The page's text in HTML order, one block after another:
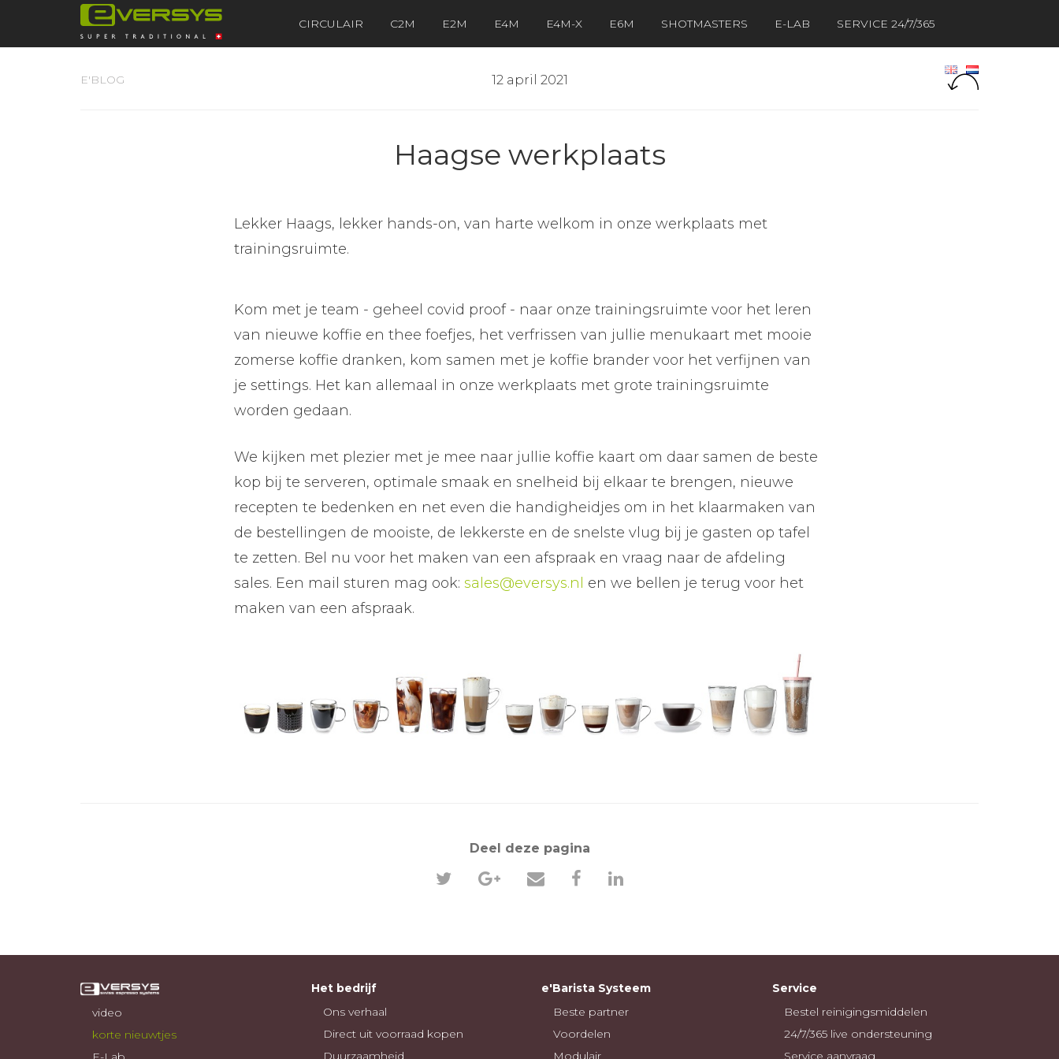
CIRCULAIR C2M E2M E4M E4M-X E6M SHOTMASTERS E-LAB SERVICE 24/7/365
E'BLOG 12 april 2021
Haagse werkplaats
Lekker Haags, lekker hands-on, van harte welkom in onze werkplaats met
trainingsruimte.
Kom met je team - geheel covid proof - naar onze trainingsruimte voor het leren
van nieuwe koffie en thee foefjes, het verfrissen van jullie menukaart met mooie
zomerse koffie dranken, kom samen met je koffie brander voor het verfijnen van
je settings. Het kan allemaal in onze werkplaats met grote trainingsruimte
worden gedaan.
We kijken met plezier met je mee naar jullie koffie kaart om daar samen de beste
kop bij te serveren, optimale smaak en snelheid bij elkaar te brengen, nieuwe
recepten te bedenken en net even die handigheidjes om in het klaarmaken van
de bestellingen de mooiste, de lekkerste en de snelste vlug bij je gasten op tafel
te zetten. Bel nu voor het maken van een afspraak en vraag naar de afdeling
sales. Een mail sturen mag ook: sales@eversys.nl en we bellen je terug voor het
maken van een afspraak.
Deel deze pagina
video
korte nieuwtjes
Het bedrijf
Ons verhaal
Direct uit voorraad kopen
Duurzaamheid
e'Barista Systeem
Beste partner
Voordelen
Modulair
Service
Bestel reinigingsmiddelen
24/7/365 live ondersteuning
Service aanvraag